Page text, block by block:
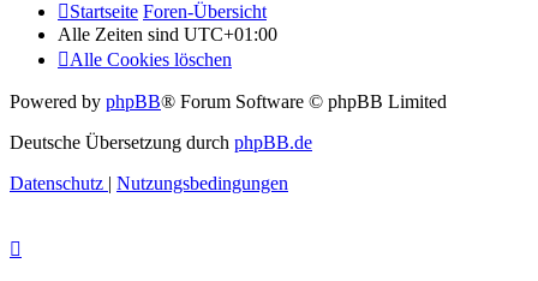
Startseite Foren-Übersicht
Alle Zeiten sind UTC+01:00
Alle Cookies löschen
Powered by phpBB® Forum Software © phpBB Limited
Deutsche Übersetzung durch phpBB.de
Datenschutz
Nutzungsbedingungen